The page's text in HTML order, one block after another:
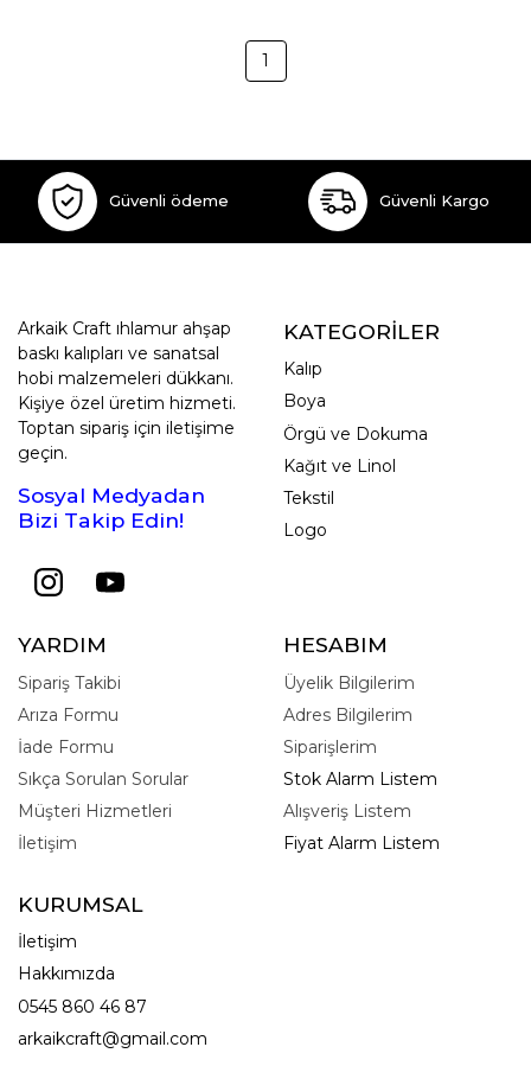
1
Güvenli ödeme Güvenli Kargo
Arkaik Craft ıhlamur ahşap
baskı kalıpları ve sanatsal
hobi malzemeleri dükkanı.
Kişiye özel üretim hizmeti.
Toptan sipariş için iletişime
geçin.
Sosyal Medyadan
Bizi Takip Edin!
KATEGORİLER
Kalıp
Boya
Örgü ve Dokuma
Kağıt ve Linol
Tekstil
Logo
YARDIM
Sipariş Takibi
Arıza Formu
İade Formu
Sıkça Sorulan Sorular
Müşteri Hizmetleri
İletişim
HESABIM
Üyelik Bilgilerim
Adres Bilgilerim
Siparişlerim
Stok Alarm Listem
Alışveriş Listem
Fiyat Alarm Listem
KURUMSAL
İletişim
Hakkımızda
0545 860 46 87
arkaikcraft@gmail.com